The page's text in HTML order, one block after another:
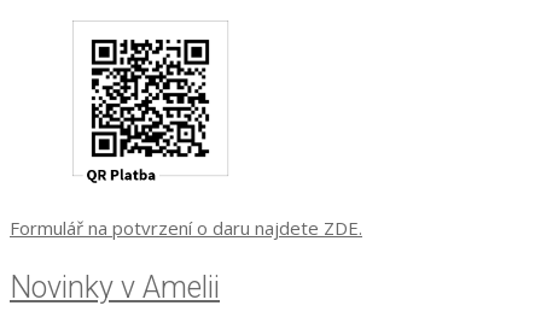
Formulář na potvrzení o daru najdete ZDE.
Novinky v Amelii